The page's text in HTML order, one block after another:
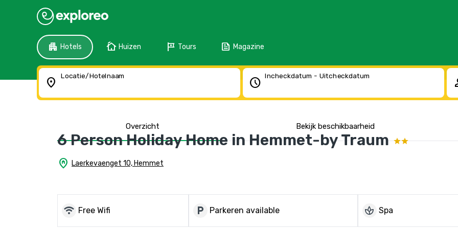
apartment Hotels cottage Huizen tour Tours feed Magazine
location_on Locatie/Hotelnaam schedule Incheckdatum - Uitcheckdatum
Overzicht Bekijk beschikbaarheid
6 Person Holiday Home in Hemmet-by Traum
home_pin Laerkevaenget 10, Hemmet
wifi Free Wifi local_parking Parkeren available spa Spa